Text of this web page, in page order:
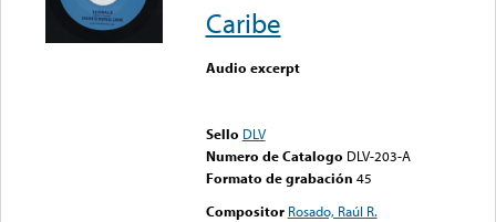
Caribe
Audio excerpt
Sello DLV
Numero de Catalogo DLV-203-A
Formato de grabación 45
Compositor Rosado, Raúl R.